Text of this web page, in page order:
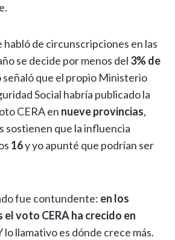
habló de circunscripciones en las
se decide por menos del 3% de
señaló que el propio Ministerio
Social habría publicado la
CERA en nueve provincias,
sostienen que la influencia
16y yo apunté que podrían ser
fue contundente: en los
el voto CERA ha crecido en
lo llamativo es dónde crece más.